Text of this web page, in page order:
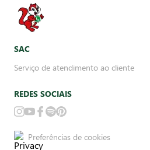
SAC
Serviço de atendimento ao cliente
REDES SOCIAIS
Preferências de cookies